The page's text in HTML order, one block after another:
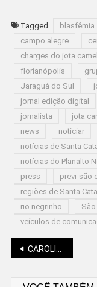
Tagged blasfêmia
campo alegre
charges do jota
florianópolis
Jaraguá do Sul
jornal edição digital
jornalista
jota
news
noticiar
notícias de Santa
notícias do Planalto
press
previ-são
regiões de Santa
rio negrinho
São
veículos de
CAROLINA CRISTOFOLINI (VETERINANDO): TELEMEDICINA COMO INOVAÇÃO VETERINÁRIA